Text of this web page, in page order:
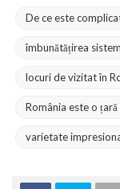
De ce este
îmbunătățirea
locuri de vizitat în
România este o
varietate